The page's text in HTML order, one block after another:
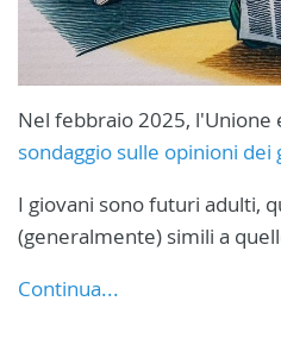
Nel febbraio 2025,
sondaggio sulle opinioni dei
I giovani sono futuri adulti,
(generalmente) simili a
Continua...